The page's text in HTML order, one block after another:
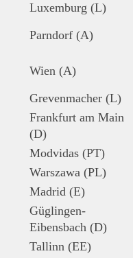
Luxemburg (L)
Parndorf (A)
Wien (A)
Grevenmacher (L)
Frankfurt am Main
(D)
Modvidas (PT)
Warszawa (PL)
Madrid (E)
Güglingen-
Eibensbach (D)
Tallinn (EE)